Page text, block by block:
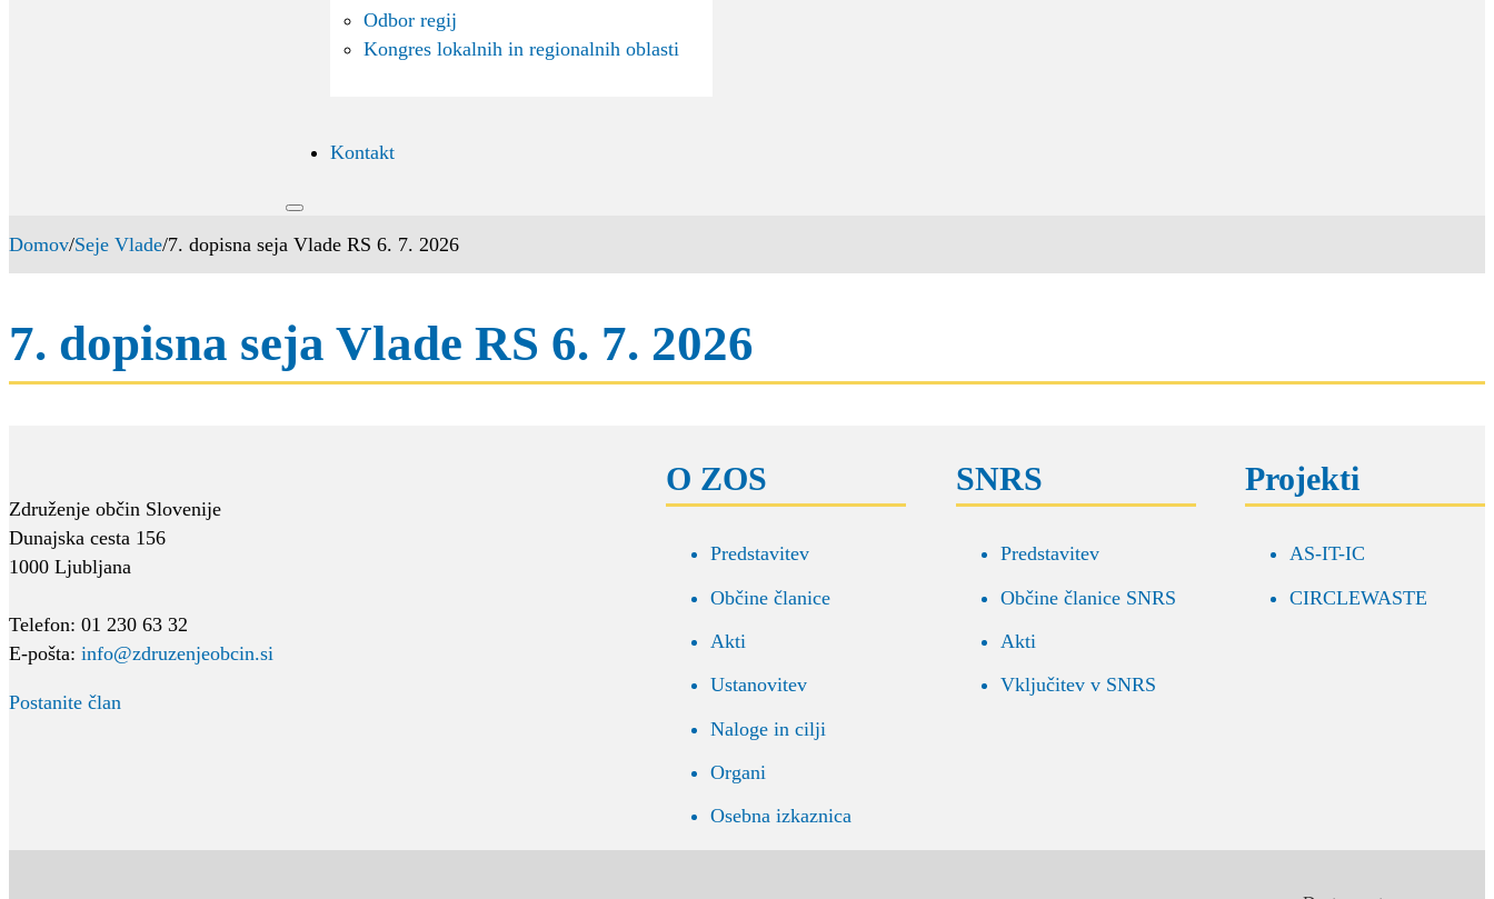
Odbor regij
Kongres lokalnih in regionalnih oblasti
Kontakt
Domov/Seje Vlade/7. dopisna seja Vlade RS 6. 7. 2026
7. dopisna seja Vlade RS 6. 7. 2026
Združenje občin Slovenije
Dunajska cesta 156
1000 Ljubljana
Telefon: 01 230 63 32
E-pošta: info@zdruzenjeobcin.si
Postanite član
O ZOS
Predstavitev
Občine članice
Akti
Ustanovitev
Naloge in cilji
Organi
Osebna izkaznica
SNRS
Predstavitev
Občine članice SNRS
Akti
Vključitev v SNRS
Projekti
AS-IT-IC
CIRCLEWASTE